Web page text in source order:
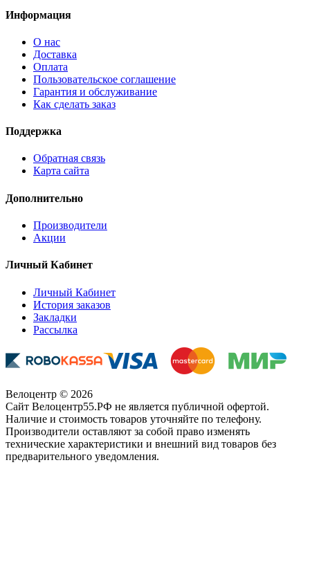
Информация
О нас
Доставка
Оплата
Пользовательское соглашение
Гарантия и обслуживание
Как сделать заказ
Поддержка
Обратная связь
Карта сайта
Дополнительно
Производители
Акции
Личный Кабинет
Личный Кабинет
История заказов
Закладки
Рассылка
Велоцентр © 2026
Сайт Велоцентр55.РФ не является публичной офертой.
Наличие и стоимость товаров уточняйте по телефону.
Производители оставляют за собой право изменять
технические характеристики и внешний вид товаров без
предварительного уведомления.